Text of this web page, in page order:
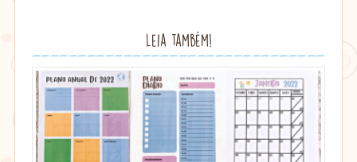
janela)
Leia também!